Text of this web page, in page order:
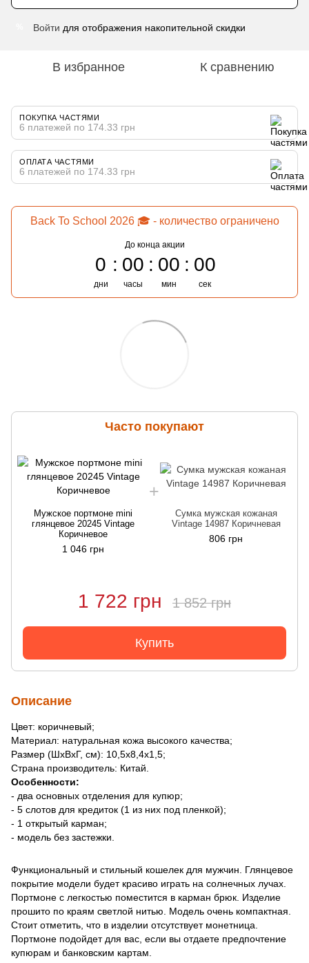
Войти для отображения накопительной скидки
В избранное К сравнению
ПОКУПКА ЧАСТЯМИ
6 платежей по 174.33 грн
ОПЛАТА ЧАСТЯМИ
6 платежей по 174.33 грн
Back To School 2026 🎓 - количество ограничено
До конца акции
0
дни
00
часы
00
мин
00
сек
Часто покупают
Мужское портмоне mini
глянцевое 20245 Vintage
Коричневое
1 046 грн
Сумка мужская кожаная
Vintage 14987 Коричневая
806 грн
1 722 грн 1 852 грн
Купить
Описание
Цвет: коричневый;
Материал: натуральная кожа высокого качества;
Размер (ШхВхГ, см): 10,5х8,4х1,5;
Страна производитель: Китай.
Особенности:
- два основных отделения для купюр;
- 5 слотов для кредиток (1 из них под пленкой);
- 1 открытый карман;
- модель без застежки.
Функциональный и стильный кошелек для мужчин. Глянцевое
покрытие модели будет красиво играть на солнечных лучах.
Портмоне с легкостью поместится в карман брюк. Изделие
прошито по краям светлой нитью. Модель очень компактная.
Стоит отметить, что в изделии отсутствует монетница.
Портмоне подойдет для вас, если вы отдаете предпочтение
купюрам и банковским картам.